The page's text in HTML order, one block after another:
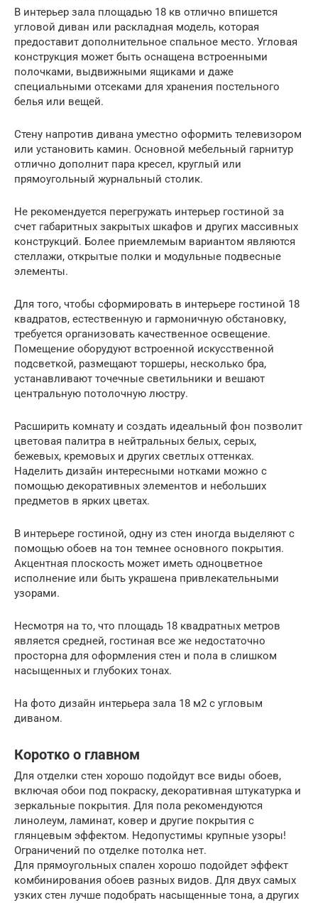
В интерьер зала площадью 18 кв отлично впишется
угловой диван или раскладная модель, которая
предоставит дополнительное спальное место. Угловая
конструкция может быть оснащена встроенными
полочками, выдвижными ящиками и даже
специальными отсеками для хранения постельного
белья или вещей.
Стену напротив дивана уместно оформить телевизором
или установить камин. Основной мебельный гарнитур
отлично дополнит пара кресел, круглый или
прямоугольный журнальный столик.
Не рекомендуется перегружать интерьер гостиной за
счет габаритных закрытых шкафов и других массивных
конструкций. Более приемлемым вариантом являются
стеллажи, открытые полки и модульные подвесные
элементы.
Для того, чтобы сформировать в интерьере гостиной 18
квадратов, естественную и гармоничную обстановку,
требуется организовать качественное освещение.
Помещение оборудуют встроенной искусственной
подсветкой, размещают торшеры, несколько бра,
устанавливают точечные светильники и вешают
центральную потолочную люстру.
Расширить комнату и создать идеальный фон позволит
цветовая палитра в нейтральных белых, серых,
бежевых, кремовых и других светлых оттенках.
Наделить дизайн интересными нотками можно с
помощью декоративных элементов и небольших
предметов в ярких цветах.
В интерьере гостиной, одну из стен иногда выделяют с
помощью обоев на тон темнее основного покрытия.
Акцентная плоскость может иметь одноцветное
исполнение или быть украшена привлекательными
узорами.
Несмотря на то, что площадь 18 квадратных метров
является средней, гостиная все же недостаточно
просторна для оформления стен и пола в слишком
насыщенных и глубоких тонах.
На фото дизайн интерьера зала 18 м2 с угловым
диваном.
Коротко о главном
Для отделки стен хорошо подойдут все виды обоев,
включая обои под покраску, декоративная штукатурка и
зеркальные покрытия. Для пола рекомендуются
линолеум, ламинат, ковер и другие покрытия с
глянцевым эффектом. Недопустимы крупные узоры!
Ограничений по отделке потолка нет.
Для прямоугольных спален хорошо подойдет эффект
комбинирования обоев разных видов. Для двух самых
узких стен лучше подобрать насыщенные тона, а других